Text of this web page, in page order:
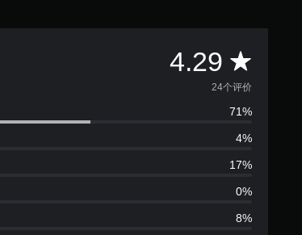
4.29 平
均
评
价
4
24个评价
71%
4%
17%
0%
8%